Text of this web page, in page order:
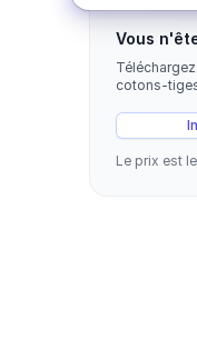
Vous
cotons-
Le prix est